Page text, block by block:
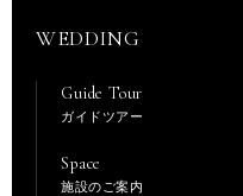
WEDDING
Guide Tour
ガイドツアー
Space
施設のご案内